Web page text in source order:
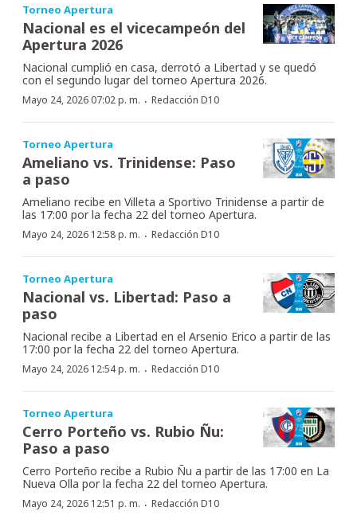
Torneo Apertura
Nacional es el vicecampeón del
Apertura 2026
Nacional cumplió en casa, derrotó a Libertad y se quedó
con el segundo lugar del torneo Apertura 2026.
Mayo 24, 2026 07:02 p. m. · Redacción D10
Torneo Apertura
Ameliano vs. Trinidense: Paso
a paso
Ameliano recibe en Villeta a Sportivo Trinidense a partir de
las 17:00 por la fecha 22 del torneo Apertura.
Mayo 24, 2026 12:58 p. m. · Redacción D10
Torneo Apertura
Nacional vs. Libertad: Paso a
paso
Nacional recibe a Libertad en el Arsenio Erico a partir de las
17:00 por la fecha 22 del torneo Apertura.
Mayo 24, 2026 12:54 p. m. · Redacción D10
Torneo Apertura
Cerro Porteño vs. Rubio Ñu:
Paso a paso
Cerro Porteño recibe a Rubio Ñu a partir de las 17:00 en La
Nueva Olla por la fecha 22 del torneo Apertura.
Mayo 24, 2026 12:51 p. m. · Redacción D10